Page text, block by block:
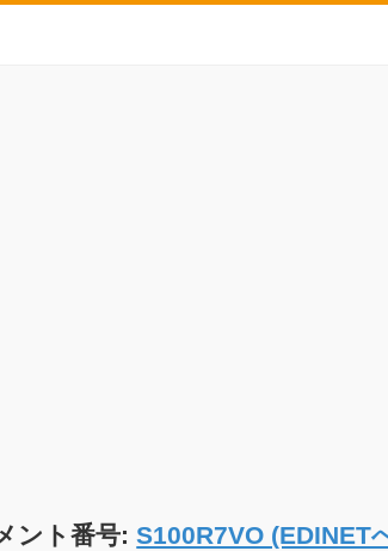
ント番号:S100R7VO (EDINET